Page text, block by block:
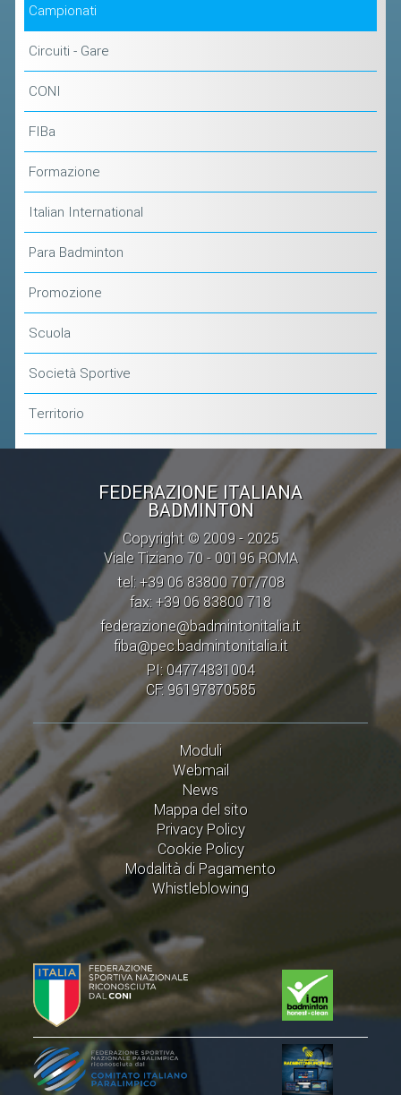
Campionati
Circuiti - Gare
CONI
FIBa
Formazione
Italian International
Para Badminton
Promozione
Scuola
Società Sportive
Territorio
FEDERAZIONE ITALIANA
BADMINTON
Copyright © 2009 - 2025
Viale Tiziano 70 - 00196 ROMA
tel: +39 06 83800 707/708
fax: +39 06 83800 718
federazione@badmintonitalia.it
fiba@pec.badmintonitalia.it
PI: 04774831004
CF: 96197870585
Moduli
Webmail
News
Mappa del sito
Privacy Policy
Cookie Policy
Modalità di Pagamento
Whistleblowing
GARE
SCHEDE ATLETI
NUOVI GIOCHI DELLA GIOVENTÙ
PROGETTO SHUTTLE TIME
TROFEO CONI
ENTI DI PROMOZIONE SPORTIVA
PROGETTI CONI
PROGETTI SPORT E SALUTE
FORMAZIONE
VOLA CON NOI
DIRIGENTI
CORSI
MATERIALE DIDATTICO
DOCUMENTAZIONE E RICERCA
CONVENZIONI UNIVERSITÀ
DOCENTI FORMATORI
ALBI FEDERALI
FEDERAZIONE TRASPARENTE
AMMISSIONE, AFFILIAZIONE E
REVOCA DI SOCIETÀ, ASSOCIAZIONI
E TESSERATI